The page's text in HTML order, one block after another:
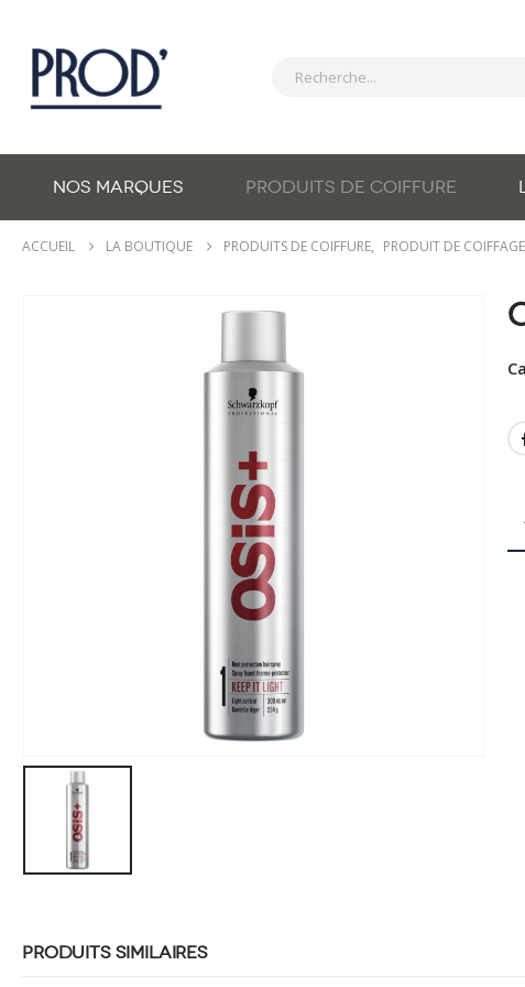
NOS MARQUES PRODUITS DE COIFFURE
ACCUEIL LA BOUTIQUE PRODUITS DE COIFFURE, PRODUIT DE COIFFAGE
PRODUITS SIMILAIRES